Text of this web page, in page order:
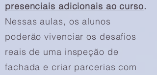
presenciais adicionais ao curso.
Nessas aulas, os alunos
poderão vivenciar os desafios
reais de uma inspeção de
fachada e criar parcerias com